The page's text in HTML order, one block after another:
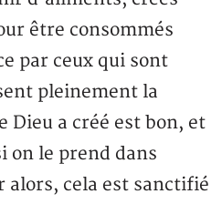
être consommés
par ceux qui sont
pleinement la
Dieu a créé est bon, et
on le prend dans
alors, cela est sanctifié